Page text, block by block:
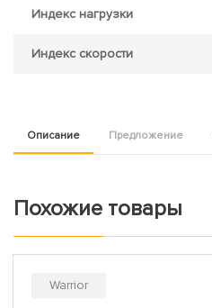
Индекс нагрузки
Индекс скорости
Описание Предложение
Похожие товары
Warrior